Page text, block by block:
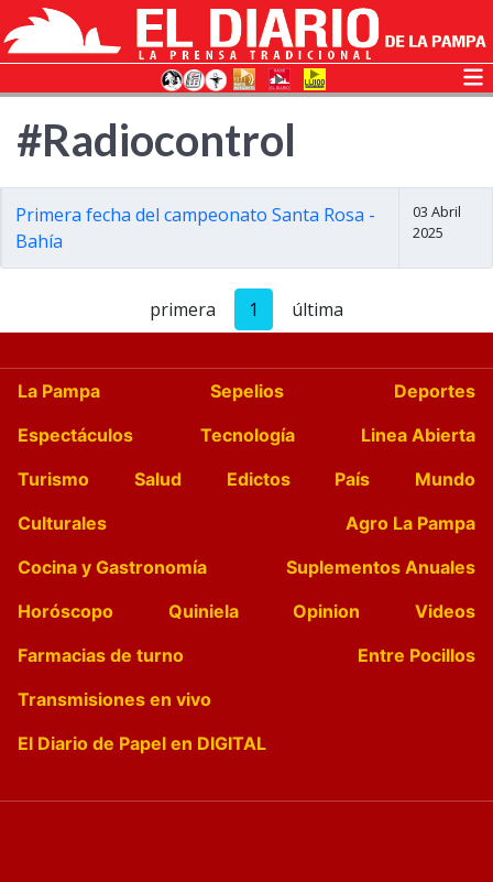
#Radiocontrol
Primera fecha del campeonato Santa Rosa -
Bahía
03 Abril
2025
primera 1 última
La Pampa Sepelios
Deportes
Espectáculos
Tecnología
Linea Abierta
Turismo
Salud Edictos País
Mundo
Culturales
Agro La Pampa
Cocina y Gastronomía
Suplementos Anuales
Horóscopo
Quiniela Opinion
Videos
Farmacias de turno
Entre Pocillos
Transmisiones en vivo
El Diario de Papel en DIGITAL